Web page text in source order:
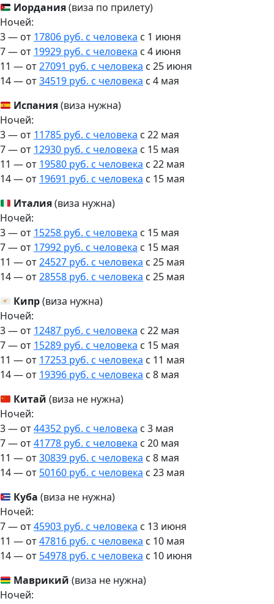
Иордания(виза по прилету)
Ночей:
3 — от 17806 руб. с человека c 1 июня
7 — от 19929 руб. с человека c 4 июня
11 — от27091 руб. с человека c 25 июня
14 — от34519 руб. с человека c 4 мая
Испания(виза нужна)
Ночей:
3 — от 11785 руб. с человека c 22 мая
7 — от 12930 руб. с человека c 15 мая
11 — от 19580 руб. с человека c 22 мая
14 — от 19691 руб. с человека c 15 мая
Италия(виза нужна)
Ночей:
3 — от 15258 руб. с человека c 15 мая
7 — от 17992 руб. с человека c 15 мая
11 — от24527 руб. с человека c 25 мая
14 — от28558 руб. с человека c 25 мая
Кипр(виза нужна)
Ночей:
3 — от 12487 руб. с человека c 22 мая
7 — от 15289 руб. с человека c 15 мая
11 — от 17253 руб. с человека c 11 мая
14 — от 19396 руб. с человека c 8 мая
Китай (виза не нужна)
Ночей:
3 — от44352 руб. с человека c 3 мая
7 — от41778 руб. с человека c 20 мая
11 — от30839 руб. с человека c 8 мая
14 — от 50160 руб. с человека c 23 мая
Куба (виза не нужна)
Ночей:
7 — от45903 руб. с человека c 13 июня
11 — от47816 руб. с человека c 10 мая
14 — от 54978 руб. с человека c 10 июня
Маврикий (виза не нужна)
Ночей: